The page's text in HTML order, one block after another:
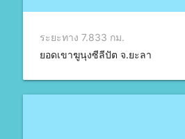
ระยะทาง 7.833 กม.
ยอดเขาฆูนุงซีลีปัต จ.ยะลา